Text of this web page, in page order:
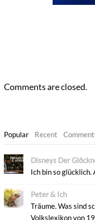
Comments are closed.
Popular Recent
Disneys Der
Ich bin so glücklich.
Peter & Ich
Träume. Was sind
Volkslexikon von